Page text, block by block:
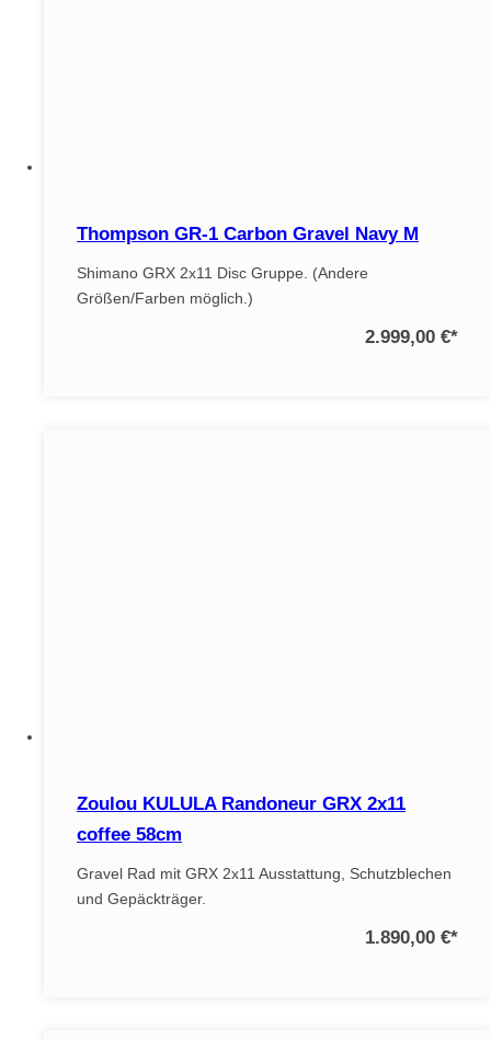
Thompson GR-1 Carbon Gravel Navy M
Shimano GRX 2x11 Disc Gruppe. (Andere
Größen/Farben möglich.)
2.999,00 €*
Zoulou KULULA Randoneur GRX 2x11
coffee 58cm
Gravel Rad mit GRX 2x11 Ausstattung, Schutzblechen
und Gepäckträger.
1.890,00 €*